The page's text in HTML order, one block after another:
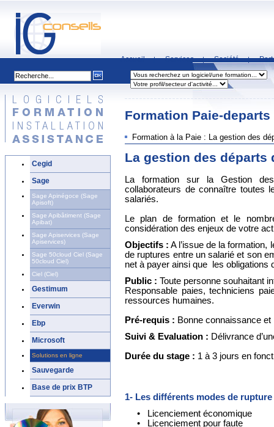
Accueil | Services | Société |
Cegid
Sage
Sage Apinégoce (Sage
Apisoft)
Sage Apibâtiment (Sage
Apibat)
Sage Apiservices (Sage
Apiservices)
Sage 50cloud Ciel (Sage
50cloud Ciel)
Ciel (Ciel)
Gestimum
Everwin
Ebp
Microsoft
Solutions en ligne
Sauvegarde
Base de prix BTP
Formation Paie-
Formation à la Paie : La gestion des
La gestion des départs
La formation sur la Gestion
collaborateurs de connaître toutes
salariés.
Le plan de formation et le
considération des enjeux de votre
Objectifs : A l’issue de la formation,
de ruptures entre un salarié et son
net à payer ainsi que les obligations
Public : Toute personne souhaitant
Responsable paies, techniciens
ressources humaines.
Pré-requis : Bonne connaissance et
Suivi & Evaluation : Délivrance
Durée du stage : 1 à 3 jours en
1- Les différents modes de rupture
• Licenciement économique
• Licenciement pour faute